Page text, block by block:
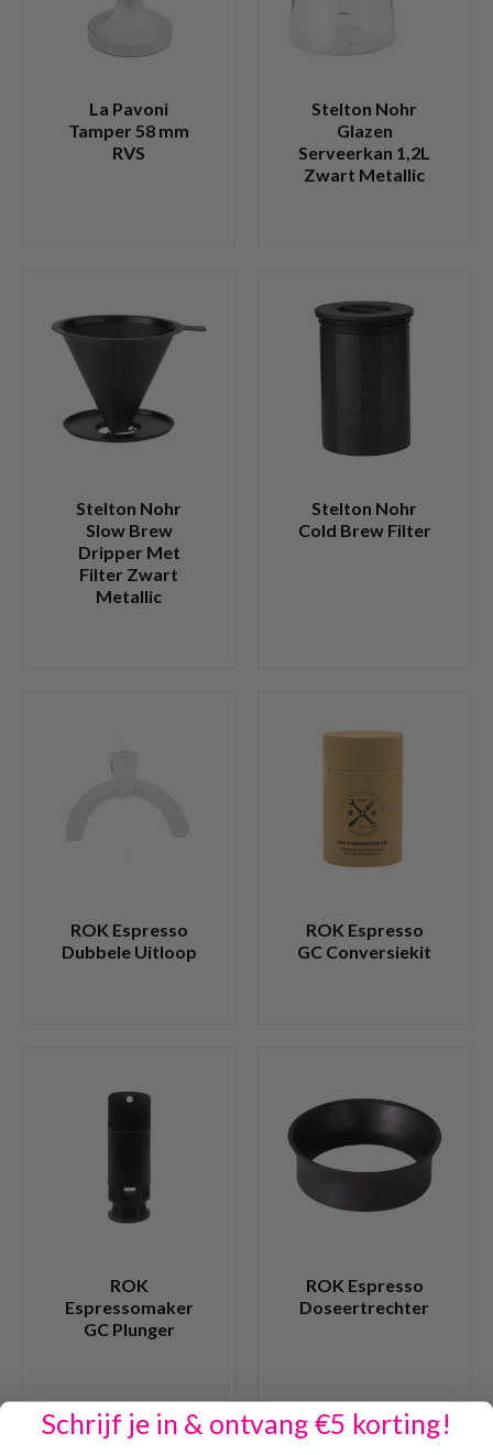
La Pavoni
Tamper 58 mm
RVS
Stelton Nohr
Glazen
Serveerkan 1,2L
Zwart Metallic
Stelton Nohr
Slow Brew
Dripper Met
Filter Zwart
Metallic
Stelton Nohr
Cold Brew Filter
ROK Espresso
Dubbele Uitloop
ROK Espresso
GC Conversiekit
ROK
Espressomaker
GC Plunger
ROK Espresso
Doseertrechter
Schrijf je in & ontvang €5 korting!